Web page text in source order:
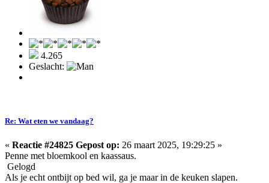
4.265
Geslacht:
Re: Wat eten we vandaag?
« Reactie #24825 Gepost op: 26 maart 2025, 19:29:25 »
Penne met bloemkool en kaassaus.
Gelogd
Als je echt ontbijt op bed wil, ga je maar in de keuken slapen.